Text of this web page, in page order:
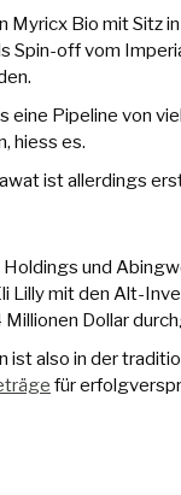
Bio mit Sitz
Spin-off vom
eine Pipeline von
hiess es.
ist allerdings
und
Lilly mit den Alt-
Dollar
ist also in der
für